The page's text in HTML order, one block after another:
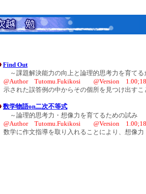
Find Out
～課題解決能力の向上と論理的思考力を育てる
@Author Tutomu.Fukikosi @Version
示された誤答例の中からその個所を見つけ出す
数学物語on二次不等式
～論理的思考力・想像力を育てるための試み
@Author Tutomu.Fukikosi @Version
数学に作文指導を取り入れることにより、想像